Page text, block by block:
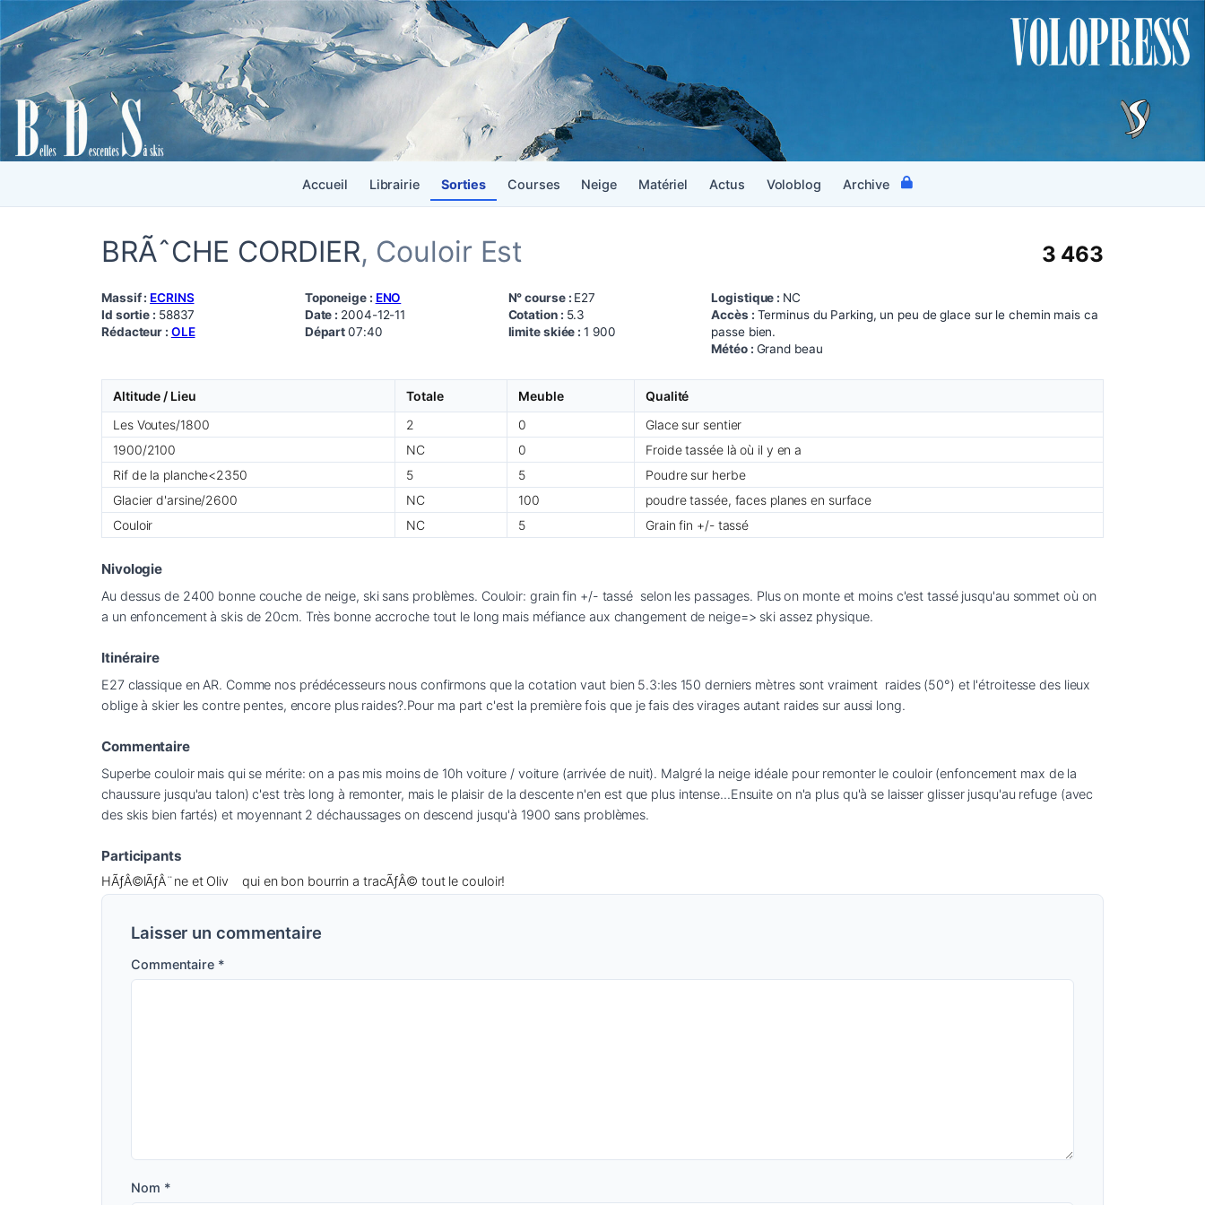
Accueil Librairie Sorties Courses Neige Matériel Actus Voloblog Archive
BRÃˆCHE CORDIER, Couloir Est 3 463
Massif : ECRINS
Id sortie : 58837
Rédacteur : OLE
Toponeige : ENO
Date : 2004-12-11
Départ07:40
N° course : E27
Cotation : 5.3
limite skiée :1 900
Logistique : NC
Accès : Terminus du Parking, un peu de glace sur le chemin mais ca
passe bien.
Météo : Grand beau
Altitude / Lieu Totale Meuble
Qualité
Les Voutes/1800
2 0
Glace sur sentier
1900/2100
NC 0
Froide tassée là où il y en a
Rif de la planche<2350
5 5
Poudre sur herbe
Glacier d'arsine/2600
NC 100
poudre tassée, faces planes en surface
Couloir
NC 5 Grain fin +/- tassé
Nivologie
Au dessus de 2400 bonne couche de neige, ski sans problèmes. Couloir: grain fin +/- tassé  selon les passages. Plus on monte et moins c'est tassé jusqu'au sommet où on
Itinéraire
E27 classique en AR. Comme nos prédécesseurs nous confirmons que la cotation vaut bien 5.3:les 150 derniers mètres sont vraiment  raides (50°) et l'étroitesse des lieux
Commentaire
Superbe couloir mais qui se mérite: on a pas mis moins de 10h voiture / voiture (arrivée de nuit). Malgré la neige idéale pour remonter le couloir (enfoncement max de la
chaussure jusqu'au talon) c'est très long à remonter, mais le plaisir de la descente n'en est que plus intense...Ensuite on n'a plus qu'à se laisser glisser jusqu'au refuge (avec
Participants
HÃƒÂ©lÃƒÂ¨ne et Oliv qui en bon bourrin a tracÃƒÂ© tout le couloir!
Laisser un commentaire
Commentaire *
Nom *